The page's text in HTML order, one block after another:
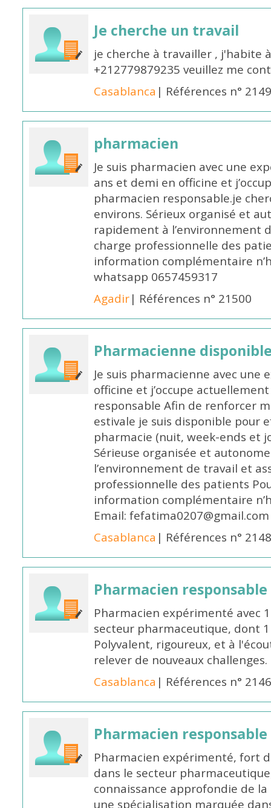
Je cherche un travail
je cherche à travailler , j'habite
+212779879235 veuillez me
Casablanca | Références n°
pharmacien
Je suis pharmacien avec une
ans et demi en officine et
pharmacien responsable.je
environs. Sérieux organisé et
rapidement à l’environnement
charge professionnelle des
information complémentaire
whatsapp 0657459317
Agadir| Références n° 21500
Pharmacienne
Je suis pharmacienne avec
officine et j’occupe
responsable Afin de renforcer
estivale je suis disponible pour
pharmacie (nuit, week-ends et
Sérieuse organisée et
l’environnement de travail et
professionnelle des patients
information complémentaire
Email: fefatima0207@gmail.com
Casablanca | Références n°
Pharmacien responsable
Pharmacien expérimenté avec
secteur pharmaceutique, dont
Polyvalent, rigoureux, et à
relever de nouveaux
Casablanca | Références n°
Pharmacien responsable
Pharmacien expérimenté, fort
dans le secteur
connaissance approfondie de
une spécialisation marquée